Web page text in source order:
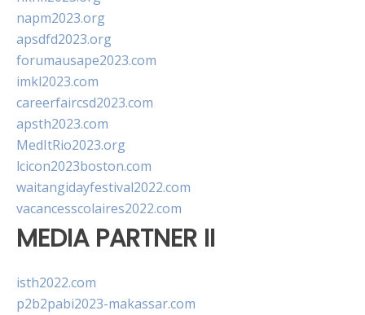
napm2023.org
apsdfd2023.org
forumausape2023.com
imkl2023.com
careerfaircsd2023.com
apsth2023.com
MedItRio2023.org
lcicon2023boston.com
waitangidayfestival2022.com
vacancesscolaires2022.com
MEDIA PARTNER II
isth2022.com
p2b2pabi2023-makassar.com